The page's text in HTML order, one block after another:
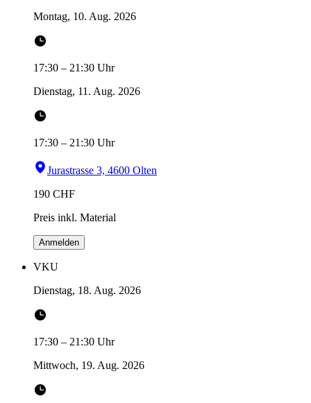
Montag, 10. Aug. 2026
17:30 – 21:30 Uhr
Dienstag, 11. Aug. 2026
17:30 – 21:30 Uhr
Jurastrasse 3, 4600 Olten
190 CHF
Preis inkl. Material
Anmelden
VKU
Dienstag, 18. Aug. 2026
17:30 – 21:30 Uhr
Mittwoch, 19. Aug. 2026